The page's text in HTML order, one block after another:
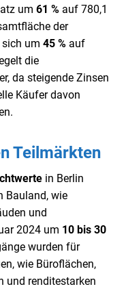
um 61 % auf 780,1
der
um 45 % auf
die
da steigende Zinsen
Käufer davon
Teilmärkten
in Berlin
Bauland, wie
und
2024 um 10 bis 30
wurden für
wie Büroflächen,
und renditestarken